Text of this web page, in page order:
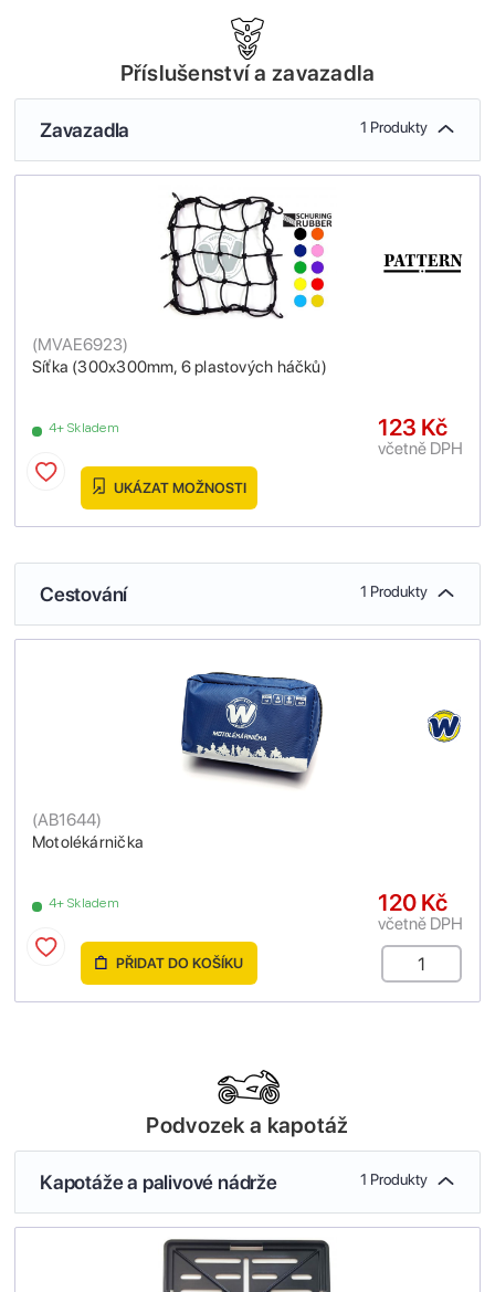
Příslušenství a zavazadla
Zavazadla 1 Produkty
Síťka (300x300mm, 6 plastových háčků)
(MVAE6923)
4+ Skladem 123 Kč
včetně DPH
UKÁZAT MOŽNOSTI
Cestování 1 Produkty
Motolékárnička
(AB1644)
4+ Skladem 120 Kč
včetně DPH
PŘIDAT DO KOŠÍKU
Podvozek a kapotáž
Kapotáže a palivové nádrže 1 Produkty